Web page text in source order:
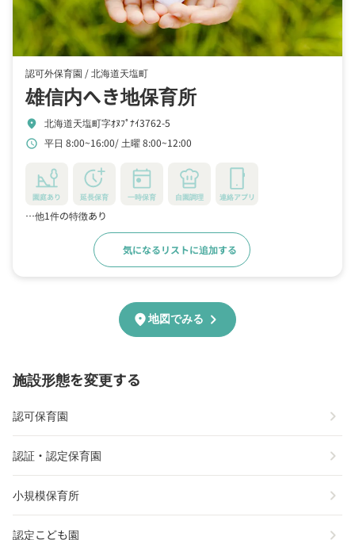
認可外保育園 /北海道天塩町
雄信内へき地保育所
location_on 北海道天塩町字ｵﾇﾌﾟﾅｲ3762-5
schedule 平日 8:00~16:00 土曜 8:00~12:00
園庭あり 延長保育 一時保育 自園調理 連絡アプリ
…他1件の特徴あり
気になるリストに追加する
location_on地図でみる chevron_right
施設形態を変更する
認可保育園 chevron_right
認証・認定保育園 chevron_right
小規模保育所 chevron_right
認定こども園 chevron_right